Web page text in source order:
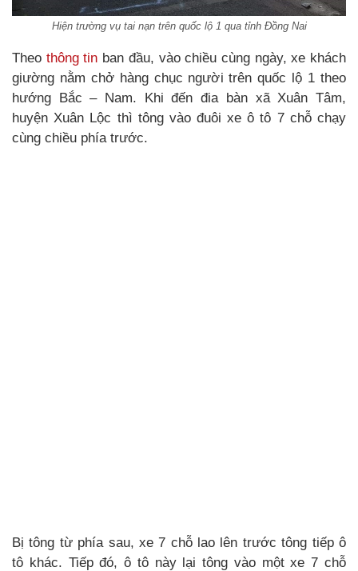
Hiện trường vụ tai nạn trên quốc lộ 1 qua tỉnh Đồng Nai
Theo thông tin ban đầu, vào chiều cùng ngày, xe khách
giường nằm chở hàng chục người trên quốc lộ 1 theo
hướng Bắc – Nam. Khi đến đia bàn xã Xuân Tâm,
huyện Xuân Lộc thì tông vào đuôi xe ô tô 7 chỗ chạy
cùng chiều phía trước.
Bị tông từ phía sau, xe 7 chỗ lao lên trước tông tiếp ô
tô khác. Tiếp đó, ô tô này lại tông vào một xe 7 chỗ